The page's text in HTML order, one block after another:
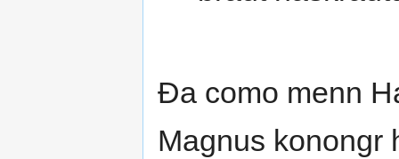
Ða como menn
Magnus